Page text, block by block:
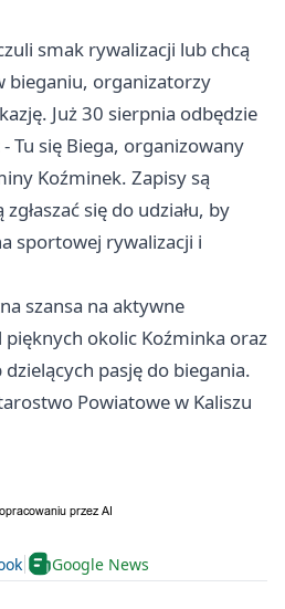
smak rywalizacji lub chcą
bieganiu, organizatorzy
Już 30 sierpnia odbędzie
Tu się Biega, organizowany
Koźminek. Zapisy są
się do udziału, by
sportowej rywalizacji i
szansa na aktywne
pięknych okolic Koźminka oraz
pasję do biegania.
Powiatowe w Kaliszu
Google News